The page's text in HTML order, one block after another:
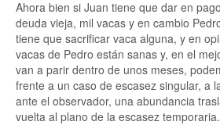
Ahora bien si Juan tiene que dar en
deuda vieja, mil vacas y en cambio
tiene que sacrificar vaca alguna, y en
vacas de Pedro están sanas y, en el
van a parir dentro de unos meses,
frente a un caso de escasez singular, a
ante el observador, una abundancia
vuelta al plano de la escasez